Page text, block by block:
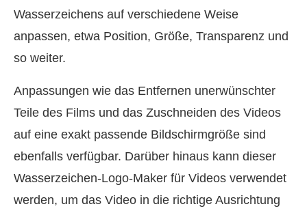
Wasserzeichens auf verschiedene Weise
anpassen, etwa Position, Größe, Transparenz und
so weiter.
Anpassungen wie das Entfernen unerwünschter
Teile des Films und das Zuschneiden des Videos
auf eine exakt passende Bildschirmgröße sind
ebenfalls verfügbar. Darüber hinaus kann dieser
Wasserzeichen-Logo-Maker für Videos verwendet
werden, um das Video in die richtige Ausrichtung